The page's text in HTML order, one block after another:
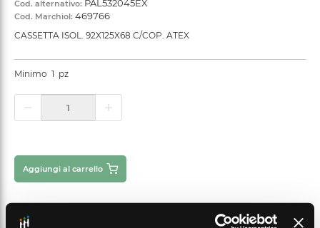
Cod. alternativo: PAL532045EX
Cod. Marchiol: 469766
CASSETTA ISOL. 92X125X68 C/COP. ATEX
Minimo 1 pz
Aggiungi al carrello